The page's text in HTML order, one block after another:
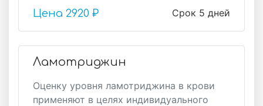
Срок 5 дней
Цена 2920 ₽
Ламотриджин
Оценку уровня ламотриджина в крови
применяют в целях индивидуального